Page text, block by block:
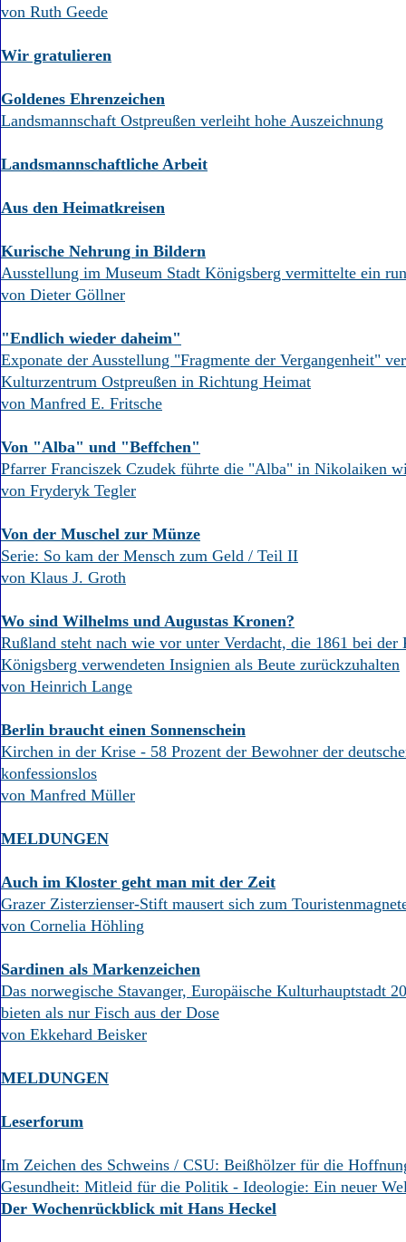
von Ruth Geede
Wir gratulieren
Goldenes Ehrenzeichen
Landsmannschaft Ostpreußen verleiht hohe Auszeichnung
Landsmannschaftliche Arbeit
Aus den Heimatkreisen
Kurische Nehrung in Bildern
Ausstellung im Museum Stadt Königsberg vermittelte ein
von Dieter Göllner
"Endlich wieder daheim"
Exponate der Ausstellung "Fragmente der Vergangenheit"
Kulturzentrum Ostpreußen in Richtung Heimat
von Manfred E. Fritsche
Von "Alba" und "Beffchen"
Pfarrer Franciszek Czudek führte die "Alba" in Nikolaiken
von Fryderyk Tegler
Von der Muschel zur Münze
Serie: So kam der Mensch zum Geld / Teil II
von Klaus J. Groth
Wo sind Wilhelms und Augustas Kronen?
Rußland steht nach wie vor unter Verdacht, die 1861 bei der
Königsberg verwendeten Insignien als Beute zurückzuhalten
von Heinrich Lange
Berlin braucht einen Sonnenschein
Kirchen in der Krise - 58 Prozent der Bewohner der
konfessionslos
von Manfred Müller
MELDUNGEN
Auch im Kloster geht man mit der Zeit
Grazer Zisterzienser-Stift mausert sich zum
von Cornelia Höhling
Sardinen als Markenzeichen
Das norwegische Stavanger, Europäische Kulturhauptstadt
bieten als nur Fisch aus der Dose
von Ekkehard Beisker
MELDUNGEN
Leserforum
Im Zeichen des Schweins / CSU: Beißhölzer für die
Gesundheit: Mitleid für die Politik - Ideologie: Ein neuer
Der Wochenrückblick mit Hans Heckel